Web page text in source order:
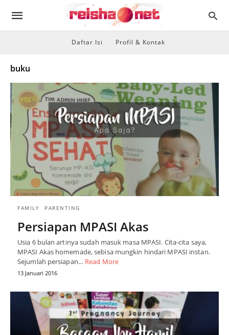
Daftar Isi Profil & Kontak
buku
FAMILY PARENTING
Persiapan MPASI Akas
Usia 6 bulan artinya sudah masuk masa MPASI. Cita-cita saya,
MPASI Akas homemade, sebisa mungkin hindari MPASI instan.
Sejumlah persiapan… Read More
13 Januari 2016